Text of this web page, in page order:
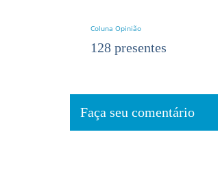
Coluna Opinião
128 presentes
Faça seu comentário